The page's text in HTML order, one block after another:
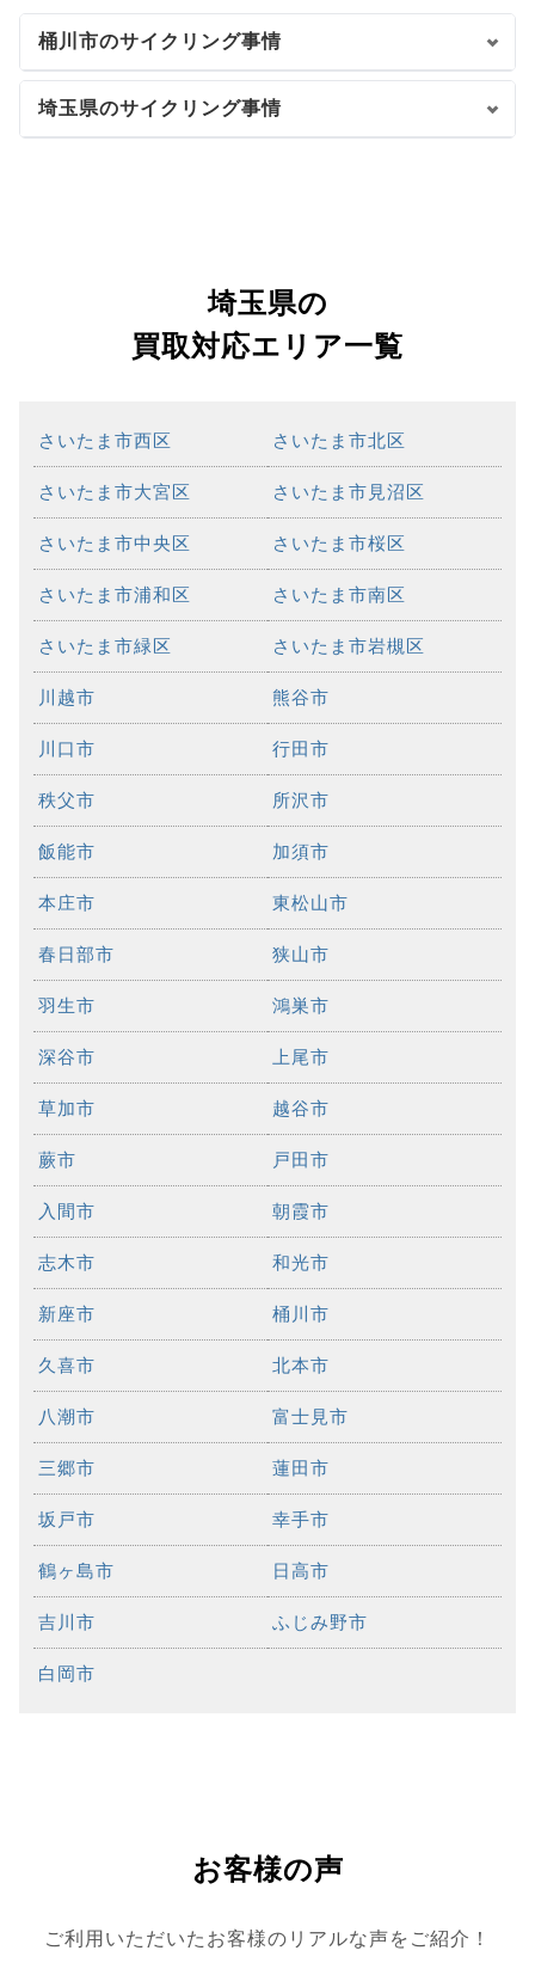
桶川市のサイクリング事情
埼玉県のサイクリング事情
埼玉県の
買取対応エリア一覧
さいたま市西区 さいたま市北区
さいたま市大宮区 さいたま市見沼区
さいたま市中央区 さいたま市桜区
さいたま市浦和区 さいたま市南区
さいたま市緑区 さいたま市岩槻区
川越市 熊谷市
川口市 行田市
秩父市 所沢市
飯能市 加須市
本庄市 東松山市
春日部市 狭山市
羽生市 鴻巣市
深谷市 上尾市
草加市 越谷市
蕨市 戸田市
入間市 朝霞市
志木市 和光市
新座市 桶川市
久喜市 北本市
八潮市 富士見市
三郷市 蓮田市
坂戸市 幸手市
鶴ヶ島市 日高市
吉川市 ふじみ野市
白岡市
お客様の声
ご利用いただいたお客様のリアルな声をご紹介！